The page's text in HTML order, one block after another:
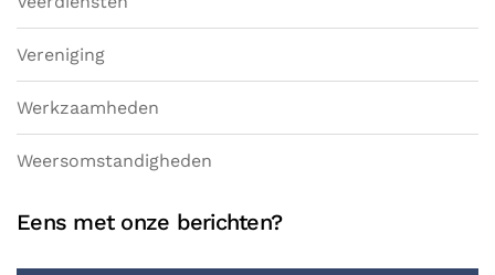
Vereniging
Werkzaamheden
Weersomstandigheden
Eens met onze berichten?